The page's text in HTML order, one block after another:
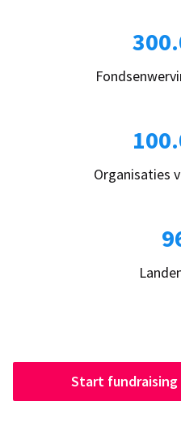
Organisaties
Start fundraising